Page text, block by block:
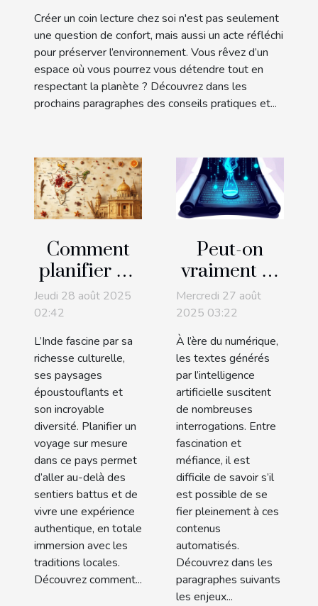
Créer un coin lecture chez soi n'est pas seulement
une question de confort, mais aussi un acte réfléchi
pour préserver l’environnement. Vous rêvez d’un
espace où vous pourrez vous détendre tout en
respectant la planète ? Découvrez dans les
prochains paragraphes des conseils pratiques et...
Comment
planifier un
voyage sur
mesure en
Inde pour
découvrir
son
authenticité
Jeudi 28 août 2025
02:42
L’Inde fascine par sa
richesse culturelle,
ses paysages
époustouflants et
son incroyable
diversité. Planifier un
voyage sur mesure
dans ce pays permet
d’aller au-delà des
sentiers battus et de
vivre une expérience
authentique, en totale
immersion avec les
traditions locales.
Découvrez comment...
Peut-on
vraiment se
fier aux
textes
générés par
l'IA ?
Mercredi 27 août
2025 03:22
À l’ère du numérique,
les textes générés
par l’intelligence
artificielle suscitent
de nombreuses
interrogations. Entre
fascination et
méfiance, il est
difficile de savoir s’il
est possible de se
fier pleinement à ces
contenus
automatisés.
Découvrez dans les
paragraphes suivants
les enjeux...